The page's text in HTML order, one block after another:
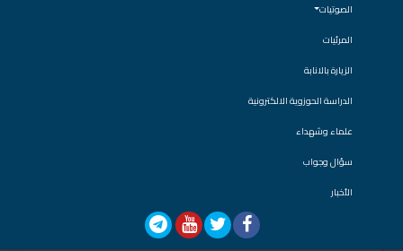
الصوتيات
المرئيات
الزيارة بالانابة
الدراسة الحوزوية الالكترونية
علماء وشهداء
سؤال وجواب
الأخبار